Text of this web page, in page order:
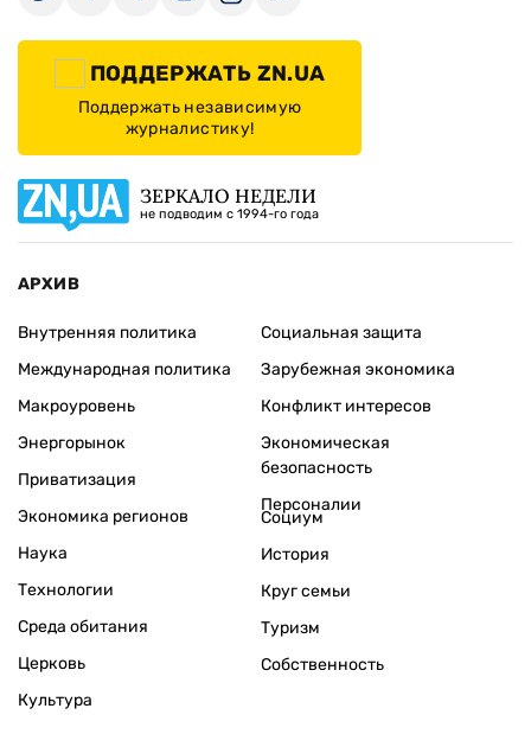
ПОДДЕРЖАТЬ ZN.UA
Поддержать независимую
журналистику!
ЗЕРКАЛО НЕДЕЛИ
не подводим с 1994-го года
АРХИВ
Внутренняя политика
Международная политика
Макроуровень
Энергорынок
Приватизация
Экономика регионов
Социальная защита
Зарубежная экономика
Конфликт интересов
Экономическая
безопасность
Персоналии
Наука
Технологии
Среда обитания
Церковь
Культура
Социум
История
Круг семьи
Туризм
Собственность